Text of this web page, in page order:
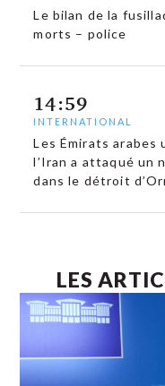
Le bilan de la
morts – police
14:59
INTERNATIONAL
Les Émirats
l’Iran a attaqué un
dans le détroit
LES